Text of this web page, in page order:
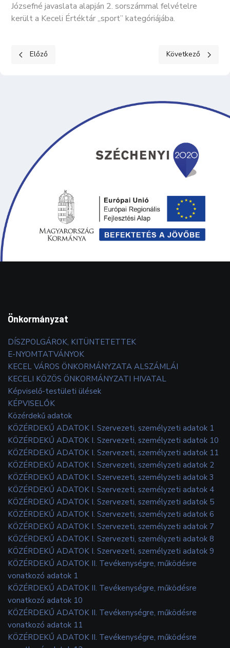
Józsefné javaslata alapján 2. sorszámmal felvételre
került a Keceli Értéktár „sport” kategóriájába.
Előző cikk: TERMÉSZETI KÖRNYEZET
Előző Következő cikk:
Következő
Önkormányzat
DÍSZPOLGÁROK, KITÜNTETETTEK
E-NYOMTATVÁNYOK
KECEL VÁROS ÖNKORMÁNYZATA ALSZÁMLÁI
KECELI KÖZÖS ÖNKORMÁNYZATI HIVATAL
Képviselő-testületi ülések
KÉPVISELŐK
Közérdekű adatok
KÖZÉRDEKŰ ADATOK I. Szervezeti, személyzeti adatok 1
KÖZÉRDEKŰ ADATOK I. Szervezeti, személyzeti adatok 10
KÖZÉRDEKŰ ADATOK I. Szervezeti, személyzeti adatok 11
KÖZÉRDEKŰ ADATOK I. Szervezeti, személyzeti adatok 2
KÖZÉRDEKŰ ADATOK I. Szervezeti, személyzeti adatok 3
KÖZÉRDEKŰ ADATOK I. Szervezeti, személyzeti adatok 4
KÖZÉRDEKŰ ADATOK I. Szervezeti, személyzeti adatok 5
KÖZÉRDEKŰ ADATOK I. Szervezeti, személyzeti adatok 6
KÖZÉRDEKŰ ADATOK I. Szervezeti, személyzeti adatok 7
KÖZÉRDEKŰ ADATOK I. Szervezeti, személyzeti adatok 8
KÖZÉRDEKŰ ADATOK I. Szervezeti, személyzeti adatok 9
KÖZÉRDEKŰ ADATOK II. Tevékenységre, működésre
vonatkozó adatok 1
KÖZÉRDEKŰ ADATOK II. Tevékenységre, működésre
vonatkozó adatok 10
KÖZÉRDEKŰ ADATOK II. Tevékenységre, működésre
vonatkozó adatok 11
KÖZÉRDEKŰ ADATOK II. Tevékenységre, működésre